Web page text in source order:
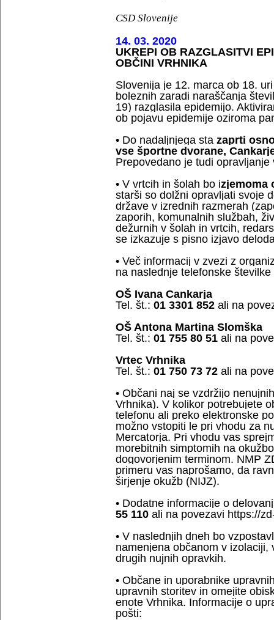
CSD Slovenije
14. 03. 2020
UKREPI OB RAZGLASITVI
OBČINI VRHNIKA
Slovenija je 12. marca ob 18.
boleznih zaradi naraščanja
19) razglasila epidemijo.
ob pojavu epidemije oziroma
• Do nadaljnjega sta zaprti
vse športne dvorane,
Prepovedano je tudi
• V vrtcih in šolah bo izjemoma
starši so dolžni opravljati svoje
države v izrednih razmerah
zaporih, komunalnih službah,
dežurnih v šolah in vrtcih,
se izkazuje s pisno izjavo
• Več informacij v zvezi z
na naslednje telefonske
OŠ Ivana Cankarja
Tel. št.: 01 3301 852 ali na
OŠ Antona Martina Slomška
Tel. št.: 01 755 80 51 ali na
Vrtec Vrhnika
Tel. št.: 01 750 73 72 ali na
• Občani naj se vzdržijo
Vrhnika). V kolikor potrebujete
telefonu ali preko elektronske
možno vstopiti le pri vhodu za
Mercatorja. Pri vhodu vas
morebitnih simptomih na
dogovorjenim terminom. NMP
primeru vas naprošamo, da
širjenje okužb (NIJZ).
• Dodatne informacije o
55 110 ali na povezavi https://
• V naslednjih dneh bo
namenjena občanom v
drugih nujnih opravkih.
• Občane in uporabnike
upravnih storitev in omejite
enote Vrhnika. Informacije o
pošti: